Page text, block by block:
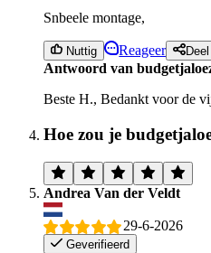
Snbeele montage,
Nuttig Reageer Deel
Antwoord van
Beste H., Bedankt voor de
Hoe zou je
Andrea Van der Veldt
29-6-2026
Geverifieerd